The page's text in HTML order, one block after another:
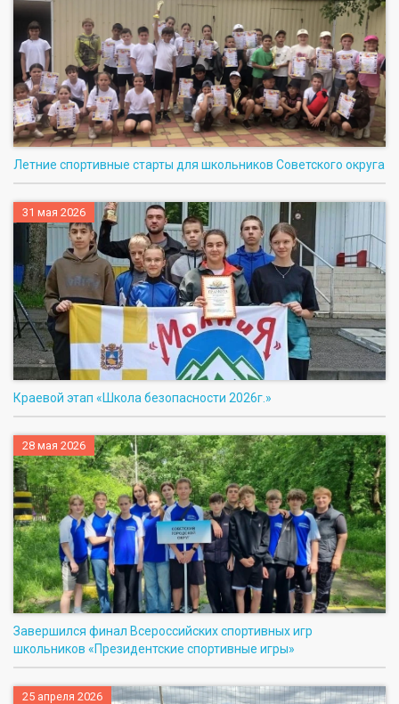
Летние спортивные старты для школьников Советского округа
31 мая 2026
Краевой этап «Школа безопасности 2026г.»
28 мая 2026
Завершился финал Всероссийских спортивных игр
школьников «Президентские спортивные игры»
25 апреля 2026